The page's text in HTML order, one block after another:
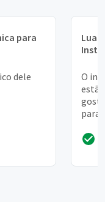
para
dele
Luan
O
para